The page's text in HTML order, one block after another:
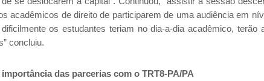
acadêmicos de direito de participarem de uma audiência em
os estudantes teriam no dia-a-dia acadêmico, terão
concluiu.
das parcerias com o TRT8-PA/PA